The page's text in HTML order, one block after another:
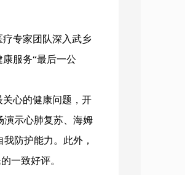
专家团队深入武乡
服务“最后一公
心的健康问题，开
演示心肺复苏、海姆
防护能力。此外，
一致好评。